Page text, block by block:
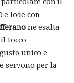
e lode con
ne esalta
tocco
unico e
servono per la